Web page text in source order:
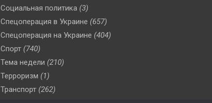
Социальная политика (3)
Спецоперация в Украине (657)
Спецоперация на Украине (404)
Спорт (740)
Тема недели (210)
Терроризм (1)
Транспорт (262)